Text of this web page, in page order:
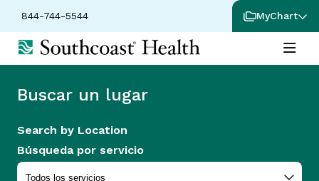
844-744-5544 MyChart
Buscar un lugar
Search by Location
Búsqueda por servicio